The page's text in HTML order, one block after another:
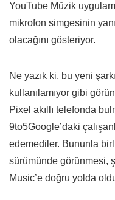
YouTube Müzik
mikrofon simgesinin
olacağını gösteriyor.
Ne yazık ki, bu yeni
kullanılamıyor gibi
Pixel akıllı telefonda
9to5Google’daki
edemediler. Bununla
sürümünde görünmesi,
Music’e doğru yolda